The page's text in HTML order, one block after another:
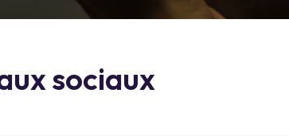
sociaux